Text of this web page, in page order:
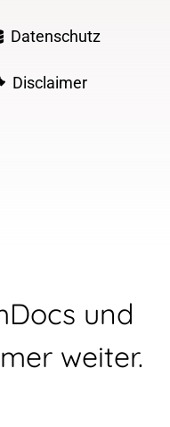
Datenschutz
Disclaimer
und
weiter.